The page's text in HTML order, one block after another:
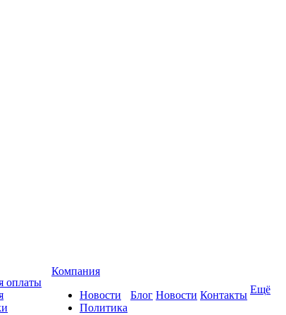
оплаты
Компания
Новости
Политика
Блог Новости Контакты Ещё